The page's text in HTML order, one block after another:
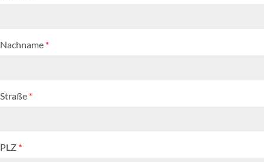
Nachname *
Straße *
PLZ *